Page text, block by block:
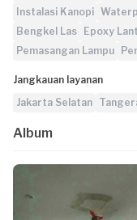
Instalasi Kanopi
Bengkel Las
Epoxy
Pemasangan Lampu
Jangkauan layanan
Jakarta Selatan
Album